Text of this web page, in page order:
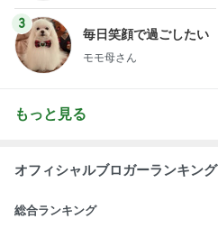
3
毎日笑顔で過ごしたい
モモ母さん
もっと見る
オフィシャルブロガーランキング
総合ランキング